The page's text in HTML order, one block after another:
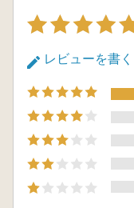
レビューを書く